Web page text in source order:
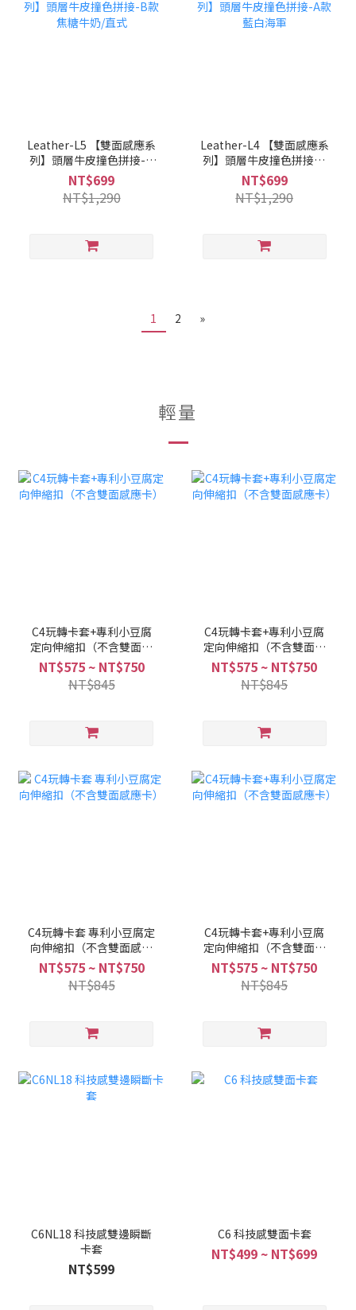
Leather-L5 【雙面感應系
列】頭層牛皮撞色拼接-B
款 焦糖牛奶/直式
NT$699
NT$1,290
Leather-L4 【雙面感應系
列】頭層牛皮撞色拼接-A
款 藍白海軍
NT$699
NT$1,290
1 2 »
輕量
C4玩轉卡套+專利小豆腐
定向伸縮扣（不含雙面感
應卡）
NT$575 ~ NT$750
NT$845
C4玩轉卡套+專利小豆腐
定向伸縮扣（不含雙面感
應卡）
NT$575 ~ NT$750
NT$845
C4玩轉卡套 專利小豆腐定
向伸縮扣（不含雙面感應
卡）
NT$575 ~ NT$750
NT$845
C4玩轉卡套+專利小豆腐
定向伸縮扣（不含雙面感
應卡）
NT$575 ~ NT$750
NT$845
C6NL18 科技感雙邊瞬斷
卡套
NT$599
C6 科技感雙面卡套
NT$499 ~ NT$699